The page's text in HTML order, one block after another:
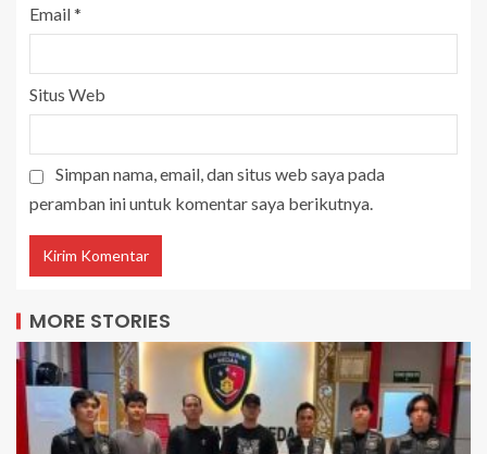
Email*
Situs Web
Simpan nama, email, dan situs web saya pada
peramban ini untuk komentar saya berikutnya.
MORE STORIES